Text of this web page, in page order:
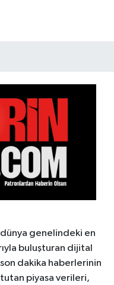
genelindeki en
buluşturan dijital
dakika haberlerinin
tutan piyasa verileri,